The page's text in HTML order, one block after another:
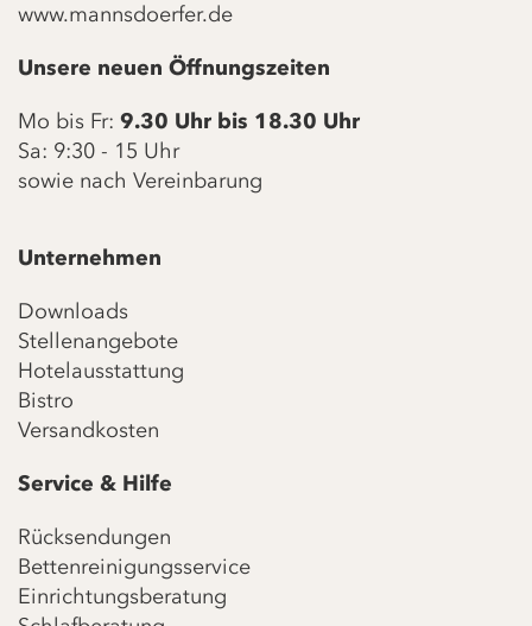
www.mannsdoerfer.de
Unsere neuen Öffnungszeiten
Mo bis Fr: 9.30 Uhr bis 18.30 Uhr
Sa: 9:30 - 15 Uhr
sowie nach Vereinbarung
Unternehmen
Downloads
Stellenangebote
Hotelausstattung
Bistro
Versandkosten
Service & Hilfe
Rücksendungen
Bettenreinigungsservice
Einrichtungsberatung